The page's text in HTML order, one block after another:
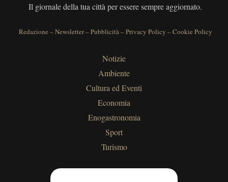
Il giornale della tua città per essere sempre aggiornato.
Redazione –Newsletter–Pubblicità–Privacy Policy –Cookie Policy
Notizie
Ambiente
Cultura ed Eventi
Economia
Enogastronomia
Sport
Turismo